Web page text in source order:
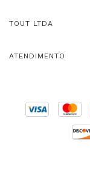
TOUT LTDA
ATENDIMENTO